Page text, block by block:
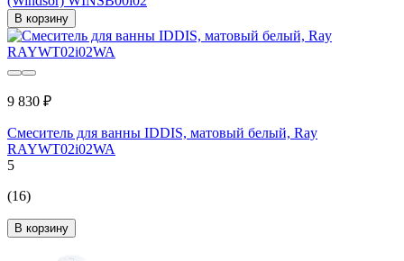
В корзину
9 830 ₽
Смеситель для ванны IDDIS, матовый белый, Ray
RAYWT02i02WA
5
(16)
В корзину